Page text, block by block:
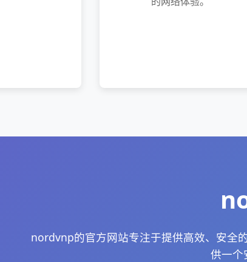
nordvnp的官方网站专注于提供高效、安全
供一个